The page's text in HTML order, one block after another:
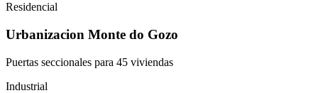
Residencial
Urbanizacion Monte do Gozo
Puertas seccionales para 45 viviendas
Industrial